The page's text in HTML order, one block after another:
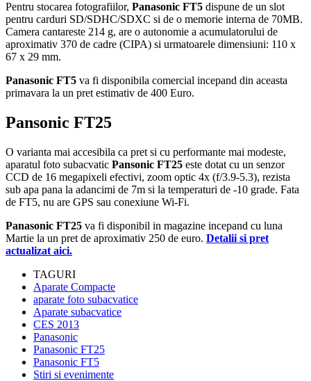
Pentru stocarea fotografiilor, Panasonic FT5 dispune de un slot
pentru carduri SD/SDHC/SDXC si de o memorie interna de 70MB.
Camera cantareste 214 g, are o autonomie a acumulatorului de
aproximativ 370 de cadre (CIPA) si urmatoarele dimensiuni: 110 x
67 x 29 mm.
Panasonic FT5 va fi disponibila comercial incepand din aceasta
primavara la un pret estimativ de 400 Euro.
Pansonic FT25
O varianta mai accesibila ca pret si cu performante mai modeste,
aparatul foto subacvatic Pansonic FT25 este dotat cu un senzor
CCD de 16 megapixeli efectivi, zoom optic 4x (f/3.9-5.3), rezista
sub apa pana la adancimi de 7m si la temperaturi de -10 grade. Fata
de FT5, nu are GPS sau conexiune Wi-Fi.
Panasonic FT25 va fi disponibil in magazine incepand cu luna
Martie la un pret de aproximativ 250 de euro. Detalii si pret
actualizat aici.
TAGURI
Aparate Compacte
aparate foto subacvatice
Aparate subacvatice
CES 2013
Panasonic
Panasonic FT25
Panasonic FT5
Stiri si evenimente